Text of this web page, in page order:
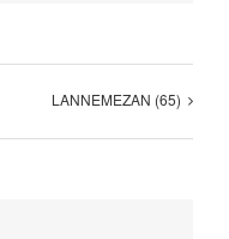
LANNEMEZAN (65)